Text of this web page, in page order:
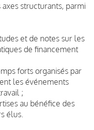
structurants, parmi
et de notes sur les
de financement
forts organisés par
les événements
;
au bénéfice des
élus.